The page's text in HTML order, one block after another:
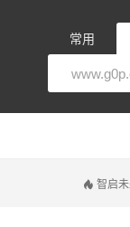
常用
智启未